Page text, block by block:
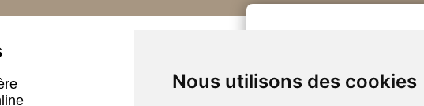
Nous utilisons des cookies
2€
EN
Armando
les